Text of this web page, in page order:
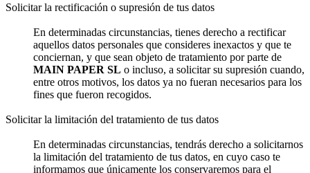
Solicitar la rectificación o supresión de tus datos
En determinadas circunstancias, tienes derecho a rectificar
aquellos datos personales que consideres inexactos y que te
conciernan, y que sean objeto de tratamiento por parte de
MAIN PAPER SL o incluso, a solicitar su supresión cuando,
entre otros motivos, los datos ya no fueran necesarios para los
fines que fueron recogidos.
Solicitar la limitación del tratamiento de tus datos
En determinadas circunstancias, tendrás derecho a solicitarnos
la limitación del tratamiento de tus datos, en cuyo caso te
informamos que únicamente los conservaremos para el